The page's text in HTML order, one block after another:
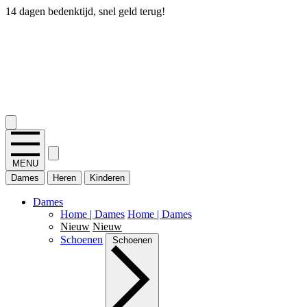
14 dagen bedenktijd, snel geld terug!
MENU
Dames
Heren Kinderen
Dames
Home | Dames Home | Dames
Nieuw Nieuw
Schoenen
Schoenen